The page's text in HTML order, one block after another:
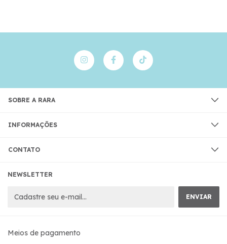
SOBRE A RARA
INFORMAÇÕES
CONTATO
NEWSLETTER
Meios de pagamento